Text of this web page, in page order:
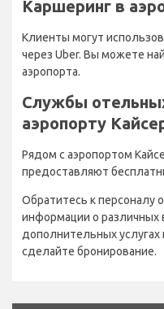
Каршеринг в
Клиенты могут
через Uber. Вы можете
аэропорта.
Службы
аэропорту
Рядом с аэропортом
предоставляют
Обратитесь к персоналу
информации о различных
дополнительных
сделайте бронирование.